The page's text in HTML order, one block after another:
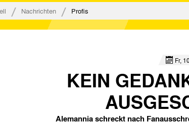
Klömpchensklub
Kontakt
Fanbeirat
Fan-Klubs
Bilanz DFB-Pokal
Nachrichten Profis
Fr,
KEIN
Alemannia schreckt nach